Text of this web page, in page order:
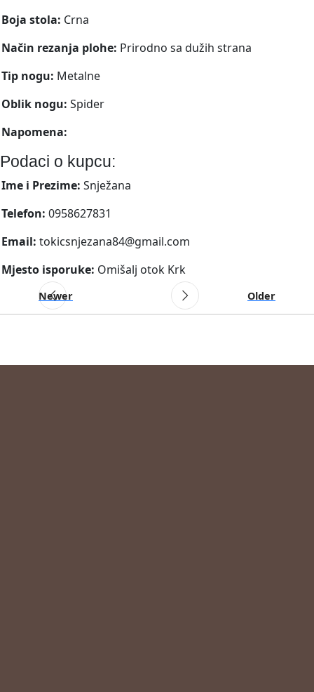
Boja stola: Crna
Način rezanja plohe: Prirodno sa dužih strana
Tip nogu: Metalne
Oblik nogu: Spider
Napomena:
Podaci o kupcu:
Ime i Prezime: Snježana
Telefon: 0958627831
Email: tokicsnjezana84@gmail.com
Mjesto isporuke: Omišalj otok Krk
Newer Older